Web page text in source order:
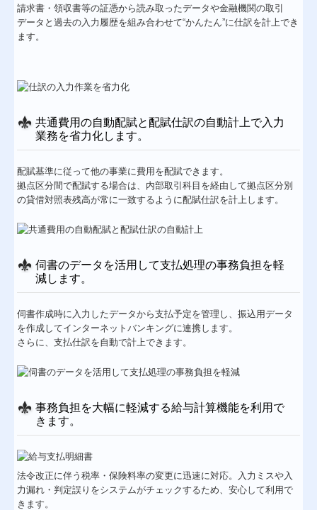
請求書・領収書等の証憑から読み取ったデータや金融機関の取引
データと過去の入力履歴を組み合わせて“かんたん”に仕訳を計上でき
ます。
共通費用の自動配賦と配賦仕訳の自動計上で入力
業務を省力化します。
配賦基準に従って他の事業に費用を配賦できます。
拠点区分間で配賦する場合は、内部取引科目を経由して拠点区分別
の貸借対照表残高が常に一致するように配賦仕訳を計上します。
伺書のデータを活用して支払処理の事務負担を軽
減します。
伺書作成時に入力したデータから支払予定を管理し、振込用データ
を作成してインターネットバンキングに連携します。
さらに、支払仕訳を自動で計上できます。
事務負担を大幅に軽減する給与計算機能を利用で
きます。
法令改正に伴う税率・保険料率の変更に迅速に対応。入力ミスや入
力漏れ・判定誤りをシステムがチェックするため、安心して利用で
きます。